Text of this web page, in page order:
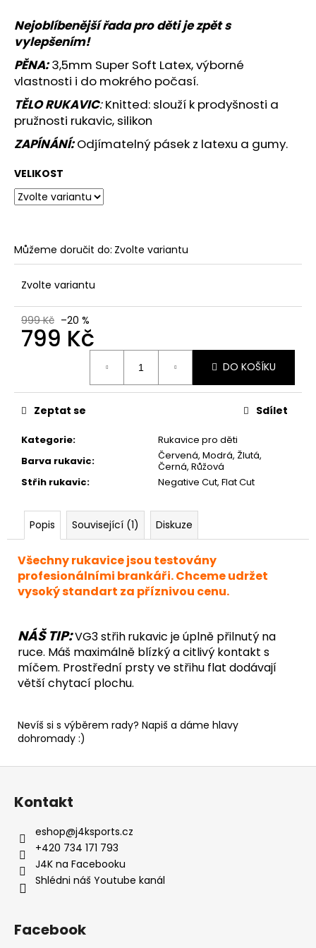
Nejoblíbenější řada pro děti je zpět s
vylepšením!
PĚNA:3,5mm Super Soft Latex, výborné
vlastnosti i do mokrého počasí.
TĚLO RUKAVIC:Knitted: slouží k prodyšnosti a
pružnosti rukavic, silikon
ZAPÍNÁNÍ:Odjímatelný pásek z latexu a gumy.
VELIKOST
Můžeme doručit do: Zvolte variantu
Zvolte variantu
999 Kč –20 %
799 Kč
DO KOŠÍKU
Kategorie:
Rukavice pro děti
Barva rukavic:
Červená, Modrá, Žlutá,
Černá, Růžová
Střih rukavic: Negative Cut, Flat Cut
Zeptat se Sdílet
Popis Související (1) Diskuze
Všechny rukavice jsou testovány
profesionálními brankáři. Chceme udržet
vysoký standart za příznivou cenu.
NÁŠ TIP:VG3 střihrukavic je úplně přilnutý na
ruce. Máš maximálně blízký a citlivý kontakt s
míčem. Prostřední prsty ve střihu flat dodávají
větší chytací plochu.
Nevíš si s výběrem rady? Napiš a dáme hlavy
dohromady :)
u
j
e
m
e
JFAM
HOPE
KID
149
Kč
Z
Kontakt
eshop@j4ksports.cz
+420 734 171 793
J4K na Facebooku
Shlédni náš Youtube kanál
Facebook